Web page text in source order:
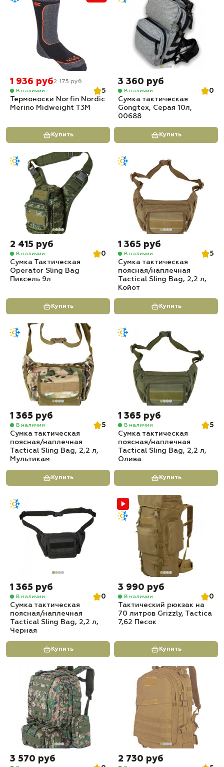
1 936 руб2 175 руб
В наличии
5
Термоноски Norfin Nordic
Merino Midweight T3M
Купить
3 360 руб
В наличии
0
Сумка тактическая
Gongtex, Серая 10л,
00688
Купить
2 415 руб
В наличии
0
Сумка Тактическая
Operator Sling Bag
Пиксель 9л
Купить
1 365 руб
В наличии
5
Сумка тактическая
поясная/наплечная
Tactical Sling Bag, 2,2 л,
Койот
Купить
1 365 руб
В наличии
5
Сумка тактическая
поясная/наплечная
Tactical Sling Bag, 2,2 л,
Мультикам
Купить
1 365 руб
В наличии
5
Сумка тактическая
поясная/наплечная
Tactical Sling Bag, 2,2 л,
Олива
Купить
1 365 руб
В наличии
0
Сумка тактическая
поясная/наплечная
Tactical Sling Bag, 2,2 л,
Черная
Купить
3 990 руб
В наличии
0
Тактический рюкзак на
70 литров Grizzly, Tactica
7,62 Песок
Купить
3 570 руб 2 730 руб